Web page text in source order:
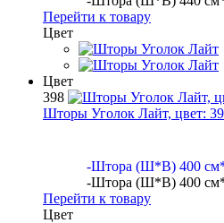
Перейти к товару
Цвет
Цвет
398
Шторы Уголок Лайт, цвет:
-Штора (Ш*В) 400
-Штора (Ш*В) 400
Перейти к товару
Цвет